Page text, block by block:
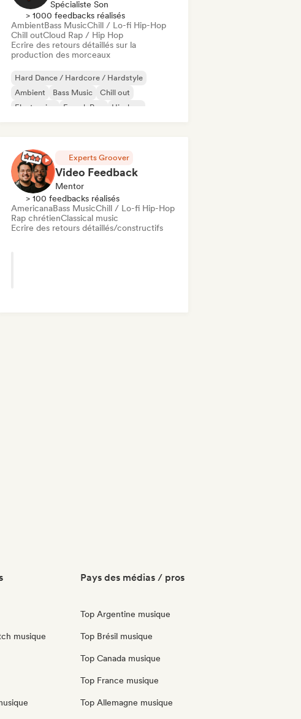
Spécialiste Son
> 1000 feedbacks réalisés
AmbientBass MusicChill / Lo-fi Hip-Hop
Chill outCloud Rap / Hip Hop
Ecrire des retours détaillés sur la
production des morceaux
Hard Dance / Hardcore / Hardstyle
Ambient
Bass Music
Chill out
Electronica
French Pop
Hip-hop
Experts Groover
Video Feedback
Mentor
> 100 feedbacks réalisés
AmericanaBass MusicChill / Lo-fi Hip-Hop
Rap chrétienClassical music
Ecrire des retours détaillés/constructifs
musique
Pays des médias / pros
Top Argentine musique
Top Brésil musique
Top Canada musique
Top France musique
Top Allemagne musique